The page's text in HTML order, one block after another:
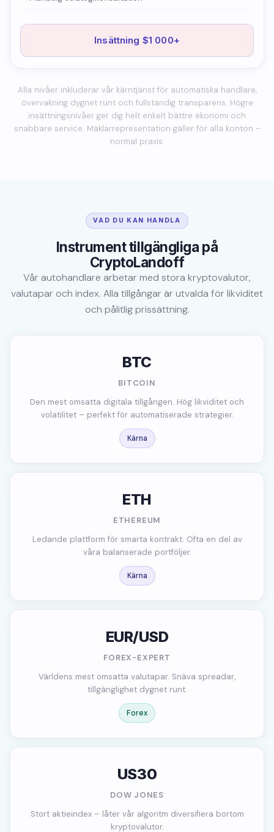
Insättning $1 000+
Alla nivåer inkluderar vår kärntjänst för automatiska handlare,
övervakning dygnet runt och fullständig transparens. Högre
insättningsnivåer ger dig helt enkelt bättre ekonomi och
snabbare service. Mäklarrepresentation gäller för alla konton –
normal praxis.
VAD DU KAN HANDLA
Instrument tillgängliga på
CryptoLandoff
Vår autohandlare arbetar med stora kryptovalutor,
valutapar och index. Alla tillgångar är utvalda för likviditet
och pålitlig prissättning.
BTC
BITCOIN
Den mest omsatta digitala tillgången. Hög likviditet och
volatilitet – perfekt för automatiserade strategier.
Kärna
ETH
ETHEREUM
Ledande plattform för smarta kontrakt. Ofta en del av
våra balanserade portföljer.
Kärna
EUR/USD
FOREX-EXPERT
Världens mest omsatta valutapar. Snäva spreadar,
tillgänglighet dygnet runt.
Forex
US30
DOW JONES
Stort aktieindex – låter vår algoritm diversifiera bortom
kryptovalutor.